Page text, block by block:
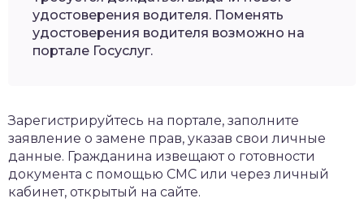
удостоверения водителя. Поменять
удостоверения водителя возможно на
портале Госуслуг.
Зарегистрируйтесь на портале, заполните
заявление о замене прав, указав свои личные
данные. Гражданина извещают о готовности
документа с помощью СМС или через личный
кабинет, открытый на сайте.